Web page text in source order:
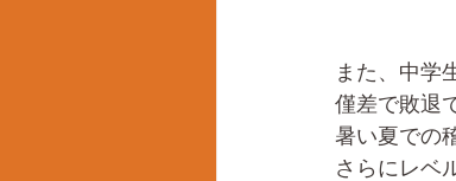
また、中学
僅差で敗退
暑い夏での
さらにレベ